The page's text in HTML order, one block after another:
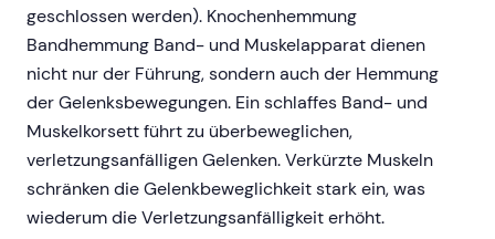
geschlossen werden). Knochenhemmung
Bandhemmung Band- und Muskelapparat dienen
nicht nur der Führung, sondern auch der Hemmung
der Gelenksbewegungen. Ein schlaffes Band- und
Muskelkorsett führt zu überbeweglichen,
verletzungsanfälligen Gelenken. Verkürzte Muskeln
schränken die Gelenkbeweglichkeit stark ein, was
wiederum die Verletzungsanfälligkeit erhöht.